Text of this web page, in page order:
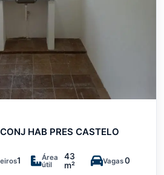
HAB PRES CASTELO
1
Área
útil
43
m²
Vagas0